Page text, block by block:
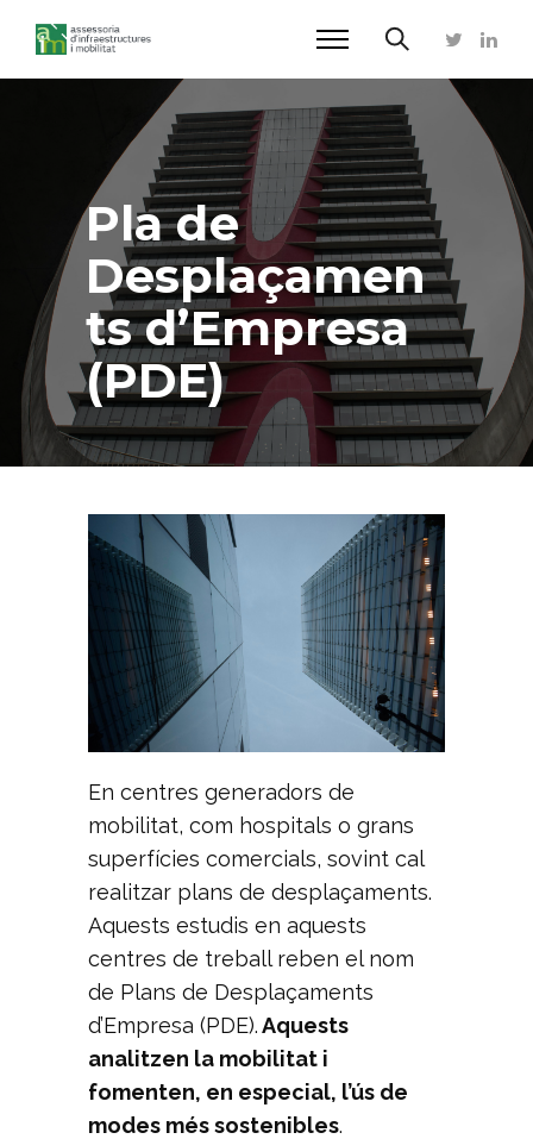
Pla de
Desplaçamen
ts d’Empresa
(PDE)
En centres generadors de
mobilitat, com hospitals o grans
superfícies comercials, sovint cal
realitzar plans de desplaçaments.
Aquests estudis en aquests
centres de treball reben el nom
de Plans de Desplaçaments
d’Empresa (PDE).Aquests
analitzen la mobilitat i
fomenten, en especial, l’ús de
modes més sostenibles.